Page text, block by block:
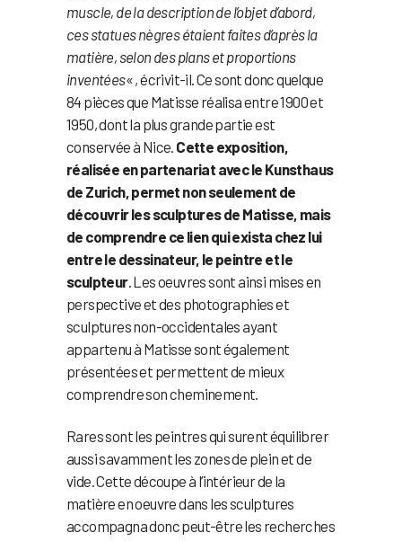
muscle, de la description de l’objet d’abord,
ces statues nègres étaient faites d’après la
matière, selon des plans et proportions
inventées« , écrivit-il. Ce sont donc quelque
84 pièces que Matisse réalisa entre 1900 et
1950, dont la plus grande partie est
conservée à Nice. Cette exposition,
réalisée en partenariat avec le Kunsthaus
de Zurich, permet non seulement de
découvrir les sculptures de Matisse, mais
de comprendre ce lien qui exista chez lui
entre le dessinateur, le peintre et le
sculpteur. Les oeuvres sont ainsi mises en
perspective et des photographies et
sculptures non-occidentales ayant
appartenu à Matisse sont également
présentées et permettent de mieux
comprendre son cheminement.
Rares sont les peintres qui surent équilibrer
aussi savamment les zones de plein et de
vide. Cette découpe à l’intérieur de la
matière en oeuvre dans les sculptures
accompagna donc peut-être les recherches